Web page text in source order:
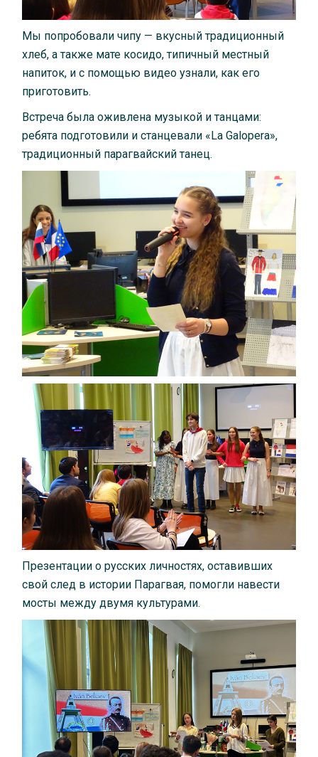
Мы попробовали чипу — вкусный традиционный
хлеб, а также мате косидо, типичный местный
напиток, и с помощью видео узнали, как его
приготовить.
Встреча была оживлена музыкой и танцами:
ребята подготовили и станцевали «La Galopera»,
традиционный парагвайский танец.
Презентации о русских личностях, оставивших
свой след в истории Парагвая, помогли навести
мосты между двумя культурами.